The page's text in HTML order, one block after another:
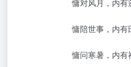
慵对风月，内有
慵陪世事，内有
慵问寒暑，内有